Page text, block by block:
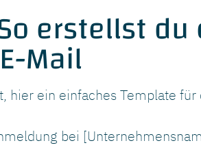
erstellst
Mail
hier ein einfaches Template
bei